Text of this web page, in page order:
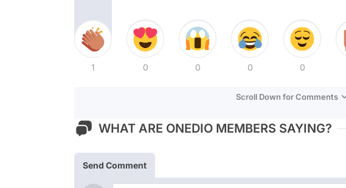
1 0 0 0 0
Scroll Down for Comments
WHAT ARE ONEDIO MEMBERS SAYING?
Send Comment